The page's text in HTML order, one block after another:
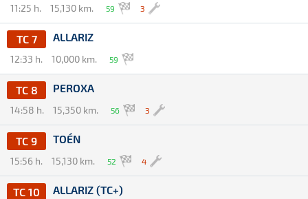
11:25 h. 15,130 km. 59 3
TC 7 ALLARIZ
12:33 h. 10,000 km. 59
TC 8 PEROXA
14:58 h. 15,350 km. 56 3
TC 9 TOÉN
15:56 h. 15,130 km. 52 4
TC 10 ALLARIZ (TC+)